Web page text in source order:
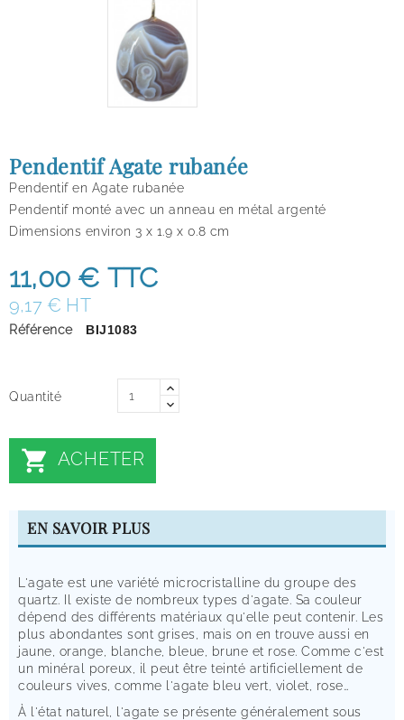
Pendentif Agate rubanée
Pendentif en Agate rubanée
Pendentif monté avec un anneau en métal argenté
Dimensions environ 3 x 1.9 x 0.8 cm
11,00 € TTC
9,17 € HT
Référence BIJ1083
Quantité
 ACHETER
EN SAVOIR PLUS
L'agate est une variété microcristalline du groupe des
quartz. Il existe de nombreux types d'agate. Sa couleur
dépend des différents matériaux qu'elle peut contenir. Les
plus abondantes sont grises, mais on en trouve aussi en
jaune, orange, blanche, bleue, brune et rose. Comme c'est
un minéral poreux, il peut être teinté artificiellement de
couleurs vives, comme l'agate bleu vert, violet, rose…
À l'état naturel, l'agate se présente généralement sous